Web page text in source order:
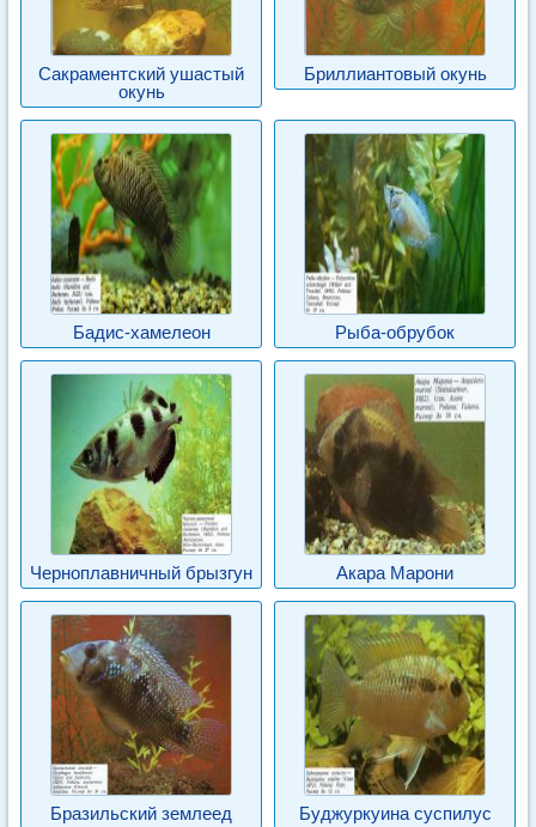
Сакраментский ушастый
окунь
Бриллиантовый окунь
Бадис-хамелеон Рыба-обрубок
Черноплавничный брызгун Акара Марони
Бразильский землеед Буджуркуина суспилус